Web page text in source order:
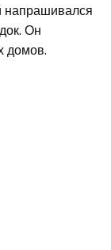
напрашивался
Он
домов.